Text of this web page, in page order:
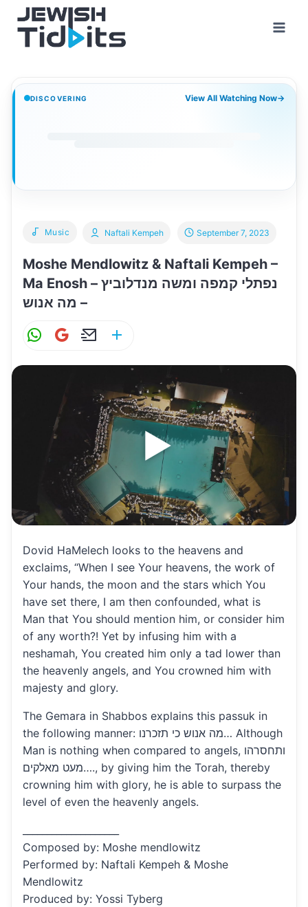
content
DISCOVERING View All Watching Now→
Music
Moshe Mendlowitz & Naftali Kempeh –
Ma Enosh – נפתלי קמפה ומשה מנדלוביץ
– מה אנוש
Naftali Kempeh September 7, 2023
W
A
p
p
G
E
l
ar
e
Dovid HaMelech looks to the heavens and
exclaims, “When I see Your heavens, the work of
Your hands, the moon and the stars which You
have set there, I am then confounded, what is
Man that You should mention him, or consider him
of any worth?! Yet by infusing him with a
neshamah, You created him only a tad lower than
the heavenly angels, and You crowned him with
majesty and glory.
The Gemara in Shabbos explains this passuk in
the following manner: מה אנוש כי תזכרנו… Although
Man is nothing when compared to angels, ותחסרהו
מעט מאלקים…., by giving him the Torah, thereby
crowning him with glory, he is able to surpass the
level of even the heavenly angels.
Composed by: Moshe mendlowitz
Performed by: Naftali Kempeh & Moshe
Mendlowitz
Produced by: Yossi Tyberg